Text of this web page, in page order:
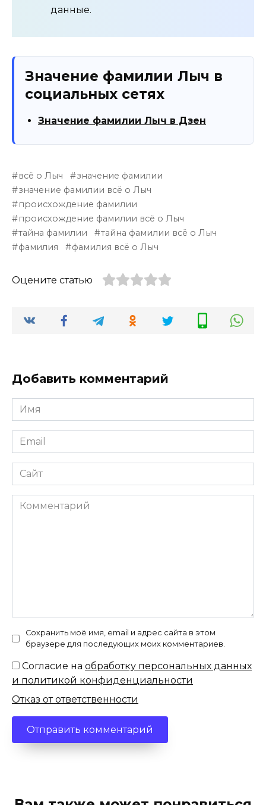
данные.
Значение фамилии Лыч в
социальных сетях
Значение фамилии Лыч в Дзен
всё о Лыч
значение фамилии
значение фамилии всё о Лыч
происхождение фамилии
происхождение фамилии всё о Лыч
тайна фамилии
тайна фамилии всё о Лыч
фамилия
фамилия всё о Лыч
Оцените статью
Добавить комментарий
Имя
*
Email
*
Сайт
Комментарий
Сохранить моё имя, email и адрес сайта в этом
браузере для последующих моих комментариев.
Согласие на обработку персональных данных
и политикой конфиденциальности
Отказ от ответственности